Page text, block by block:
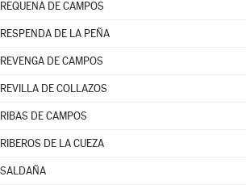
REQUENA DE CAMPOS
RESPENDA DE LA PEÑA
REVENGA DE CAMPOS
REVILLA DE COLLAZOS
RIBAS DE CAMPOS
RIBEROS DE LA CUEZA
SALDAÑA